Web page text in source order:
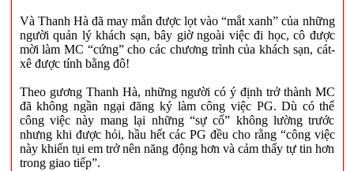
Và Thanh Hà đã may mắn được lọt vào “mắt xanh” của những
người quản lý khách sạn, bây giờ ngoài việc đi học, cô được
mời làm MC “cứng” cho các chương trình của khách sạn, cát-
xê được tính bằng đô!
Theo gương Thanh Hà, những người có ý định trở thành MC
đã không ngần ngại đăng ký làm công việc PG. Dù có thể
công việc này mang lại những “sự cố” không lường trước
nhưng khi được hỏi, hầu hết các PG đều cho rằng “công việc
này khiến tụi em trở nên năng động hơn và cảm thấy tự tin hơn
trong giao tiếp”.